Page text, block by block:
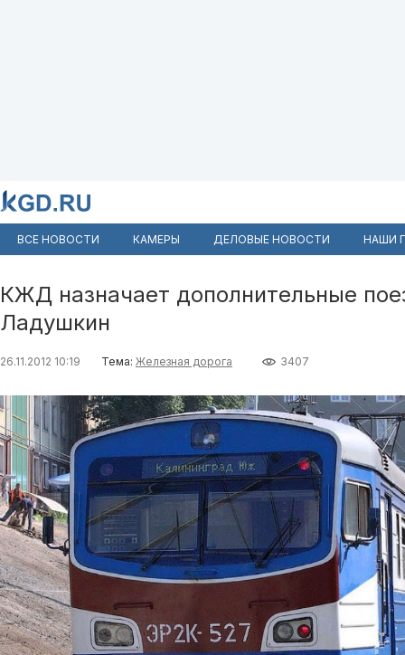
ВСЕ НОВОСТИ КАМЕРЫ ДЕЛОВЫЕ НОВОСТИ НАШИ
КЖД назначает дополнительные
Ладушкин
26.11.2012 10:19 Тема: Железная дорога 3407